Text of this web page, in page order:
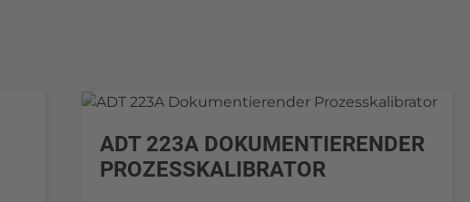
ADT 223A DOKUMENTIERENDER
PROZESSKALIBRATOR